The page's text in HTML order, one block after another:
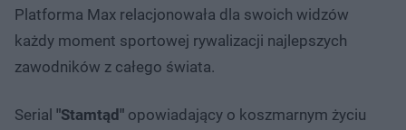
Platforma Max relacjonowała dla swoich widzów
każdy moment sportowej rywalizacji najlepszych
zawodników z całego świata.
Serial "Stamtąd" opowiadający o koszmarnym życiu